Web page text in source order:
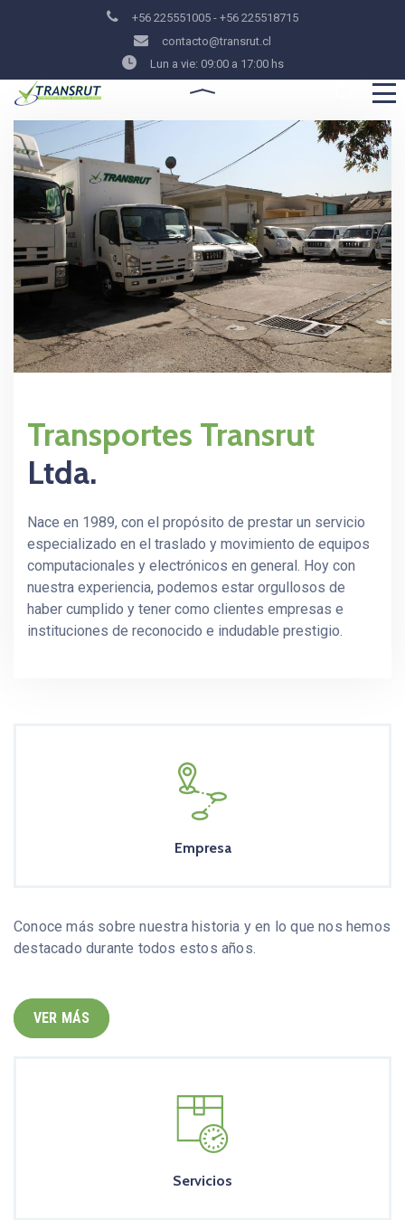
+56 225551005 - +56 225518715
contacto@transrut.cl
Lun a vie: 09:00 a 17:00 hs
Transportes Transrut
Ltda.
Nace en 1989, con el propósito de prestar un servicio
especializado en el traslado y movimiento de equipos
computacionales y electrónicos en general. Hoy con
nuestra experiencia, podemos estar orgullosos de
haber cumplido y tener como clientes empresas e
instituciones de reconocido e indudable prestigio.
Empresa
Conoce más sobre nuestra historia y en lo que nos hemos
destacado durante todos estos años.
VER MÁS
Servicios